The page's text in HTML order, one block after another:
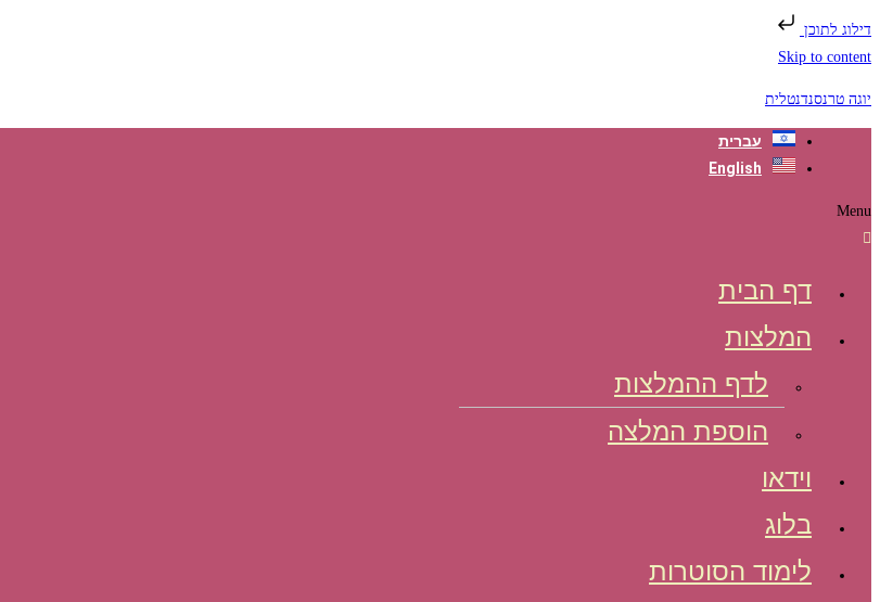
דילוג לתוכן
Skip to content
יוגה טרנסנדנטלית
עברית
English
Menu
דף הבית
המלצות
לדף ההמלצות
הוספת המלצה
וידאו
בלוג
לימוד הסוטרות